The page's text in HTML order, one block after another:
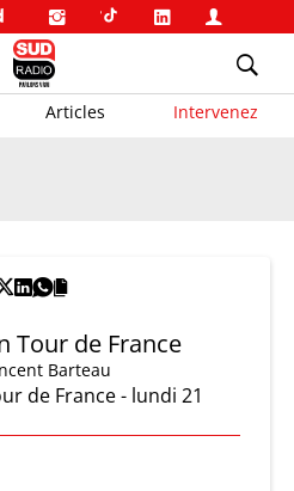
Articles Intervenez
Tour de France
Barteau
de France - lundi 21